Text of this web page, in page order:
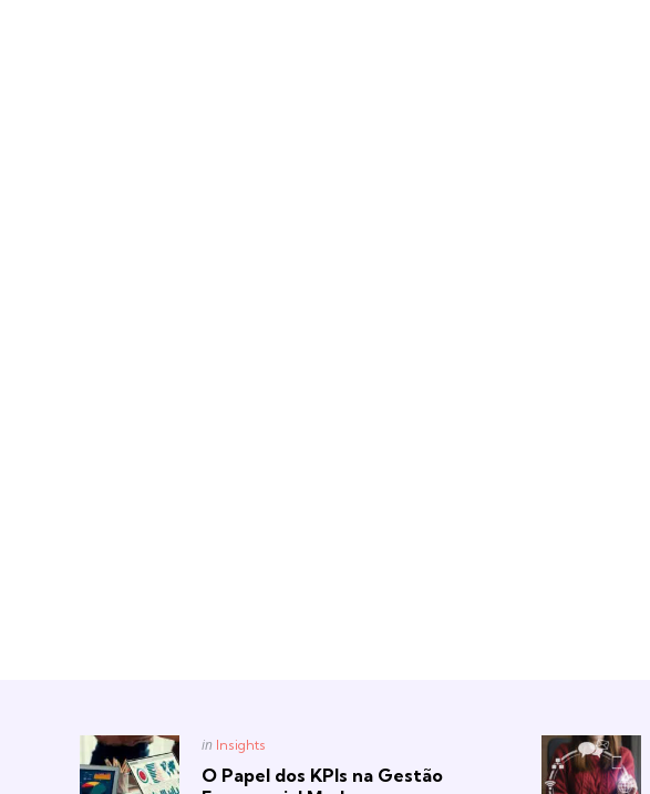
Posted
in Insights
O Papel dos KPIs na Gestão